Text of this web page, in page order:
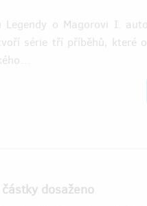
Legendy o Magorovi I.
série tří příběhů, které
dosaženo